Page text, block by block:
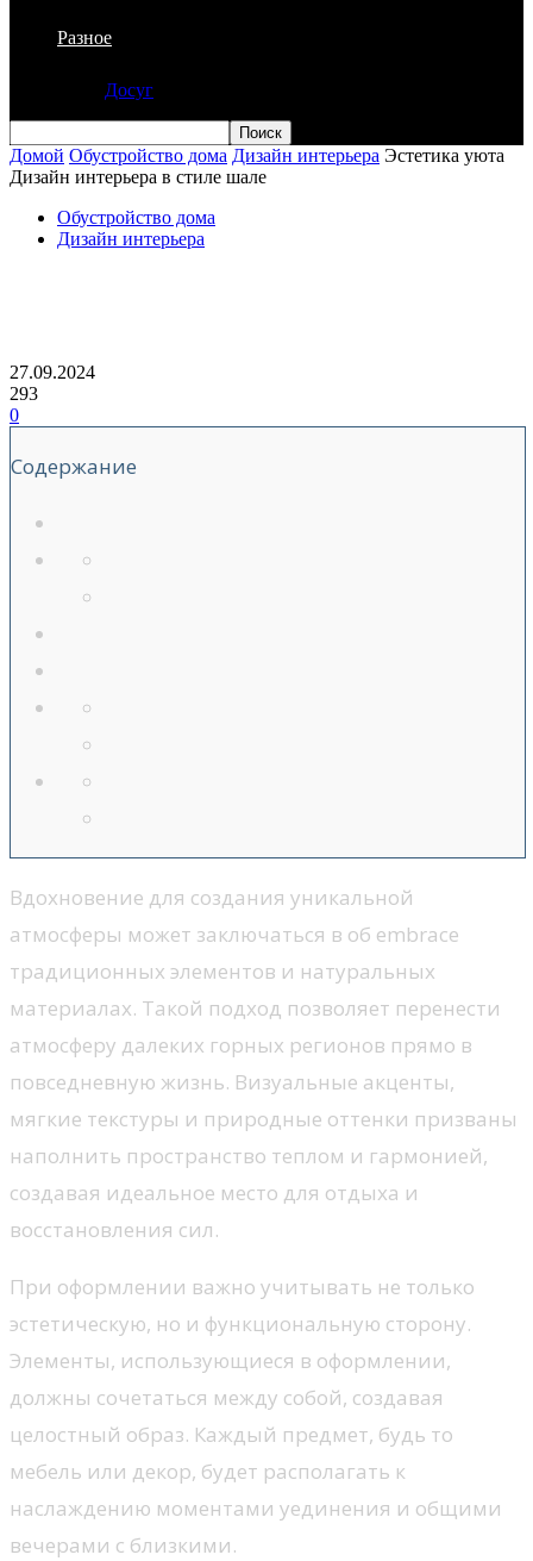
Разное
Досуг
Домой Обустройство дома Дизайн интерьера Эстетика уюта
Дизайн интерьера в стиле шале
Обустройство дома
Дизайн интерьера
27.09.2024
293
0
Содержание
Вдохновение для создания уникальной
атмосферы может заключаться в об embrace
традиционных элементов и натуральных
материалах. Такой подход позволяет перенести
атмосферу далеких горных регионов прямо в
повседневную жизнь. Визуальные акценты,
мягкие текстуры и природные оттенки призваны
наполнить пространство теплом и гармонией,
создавая идеальное место для отдыха и
восстановления сил.
При оформлении важно учитывать не только
эстетическую, но и функциональную сторону.
Элементы, использующиеся в оформлении,
должны сочетаться между собой, создавая
целостный образ. Каждый предмет, будь то
мебель или декор, будет располагать к
наслаждению моментами уединения и общими
вечерами с близкими.